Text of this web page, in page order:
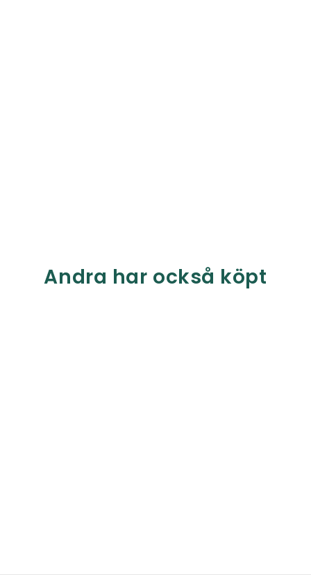
Andra har också köpt